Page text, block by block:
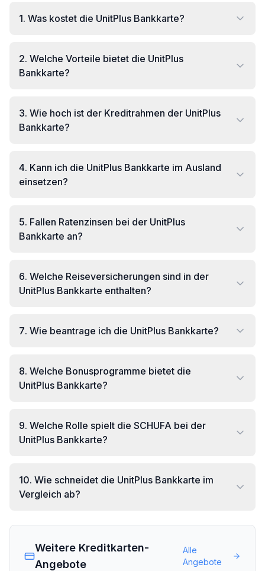
1. Was kostet die UnitPlus Bankkarte?
2. Welche Vorteile bietet die UnitPlus
Bankkarte?
3. Wie hoch ist der Kreditrahmen der UnitPlus
Bankkarte?
4. Kann ich die UnitPlus Bankkarte im Ausland
einsetzen?
5. Fallen Ratenzinsen bei der UnitPlus
Bankkarte an?
6. Welche Reiseversicherungen sind in der
UnitPlus Bankkarte enthalten?
7. Wie beantrage ich die UnitPlus Bankkarte?
8. Welche Bonusprogramme bietet die
UnitPlus Bankkarte?
9. Welche Rolle spielt die SCHUFA bei der
UnitPlus Bankkarte?
10. Wie schneidet die UnitPlus Bankkarte im
Vergleich ab?
Weitere Kreditkarten-
Angebote
Alle
Angebote